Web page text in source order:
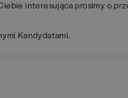
interesująca prosimy o
Kandydatami.